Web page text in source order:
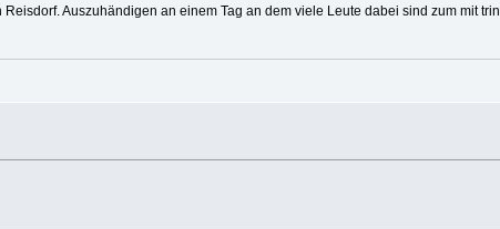
Auszuhändigen an einem Tag an dem viele Leute dabei sind zum mit